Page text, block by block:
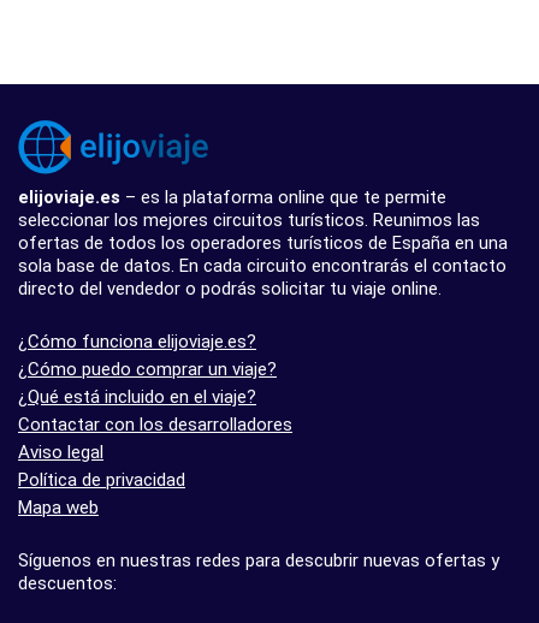
elijoviaje.es – es la plataforma online que te permite
seleccionar los mejores circuitos turísticos. Reunimos las
ofertas de todos los operadores turísticos de España en una
sola base de datos. En cada circuito encontrarás el contacto
directo del vendedor o podrás solicitar tu viaje online.
¿Cómo funciona elijoviaje.es?
¿Cómo puedo comprar un viaje?
¿Qué está incluido en el viaje?
Contactar con los desarrolladores
Aviso legal
Política de privacidad
Mapa web
Síguenos en nuestras redes para descubrir nuevas ofertas y
descuentos: